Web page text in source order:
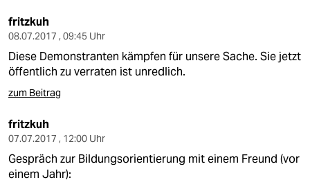
fritzkuh
08.07.2017 , 09:45 Uhr
Diese Demonstranten kämpfen für unsere Sache. Sie jetzt
öffentlich zu verraten ist unredlich.
zum Beitrag
fritzkuh
07.07.2017 , 12:00 Uhr
Gespräch zur Bildungsorientierung mit einem Freund (vor
einem Jahr):